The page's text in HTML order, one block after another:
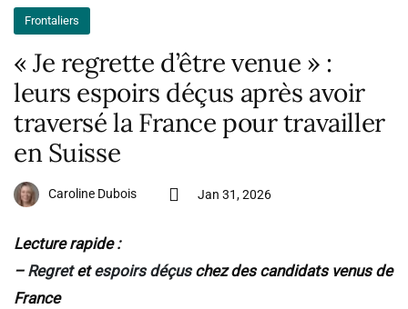
Frontaliers
« Je regrette d’être venue » :
leurs espoirs déçus après avoir
traversé la France pour travailler
en Suisse
Caroline Dubois Jan 31, 2026
Lecture rapide :
– Regretetespoirs déçuschez des candidats venus de
France